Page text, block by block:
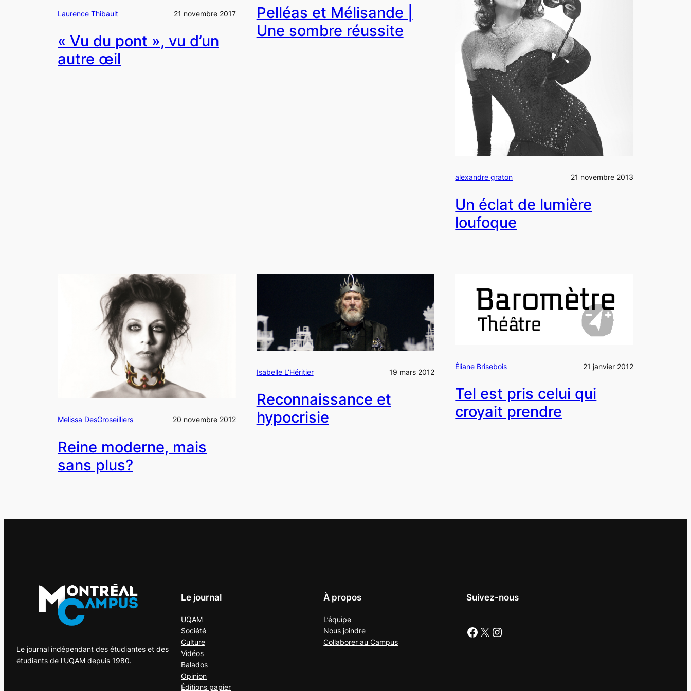
Laurence Thibault 21 novembre 2017
« Vu du pont », vu d’un
autre œil
Pelléas et Mélisande |
Une sombre réussite
alexandre graton 21 novembre 2013
Un éclat de lumière
loufoque
Melissa DesGroseilliers 20 novembre 2012
Reine moderne, mais
sans plus?
Isabelle L’Héritier 19 mars 2012
Reconnaissance et
hypocrisie
Éliane Brisebois 21 janvier 2012
Tel est pris celui qui
croyait prendre
Le journal indépendant des étudiantes et des
étudiants de l'UQAM depuis 1980.
Le journal
UQAM
Société
Culture
Vidéos
Balados
Opinion
Éditions papier
À propos
L’équipe
Nous joindre
Collaborer auCampus
Suivez-nous
Facebook X Instagram